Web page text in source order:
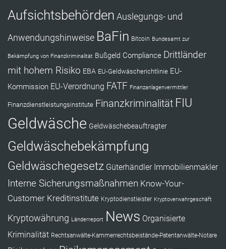
Aufsichtsbehörden Auslegungs- und
Anwendungshinweise BaFin Bitcoin Bundesamt zur
Bekämpfung von Finanzkriminalität Bußgeld Compliance Drittländer
mit hohem Risiko EBA EU-Geldwäscherichtlinie EU-
Kommission EU-Verordnung FATF Finanzanlagenvermittler
Finanzdienstleistungsinstitute Finanzkriminalität FIU
Geldwäsche Geldwäschebeauftragter
Geldwäschebekämpfung
Geldwäschegesetz Güterhändler Immobilienmakler
Interne Sicherungsmaßnahmen Know-Your-
Customer Kreditinstitute Kryptodienstleister Kryptoverwahrgeschäft
Kryptowährung Länderreport News Organisierte
Kriminalität Rechtsanwälte-Kammerrechtsbeistände-Patentanwälte-Notare